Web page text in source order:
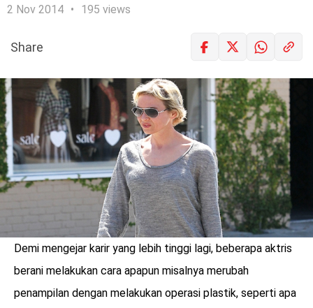
2 Nov 2014 195 views
LOGIN
Share
Demi mengejar karir yang lebih tinggi lagi, beberapa aktris
berani melakukan cara apapun misalnya merubah
penampilan dengan melakukan operasi plastik, seperti apa